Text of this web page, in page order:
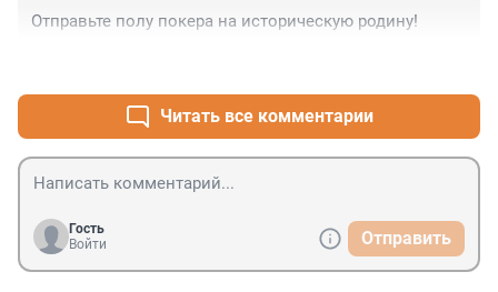
Отправьте полу покера на историческую родину!
Читать все комментарии
Гость
Войти
Отправить